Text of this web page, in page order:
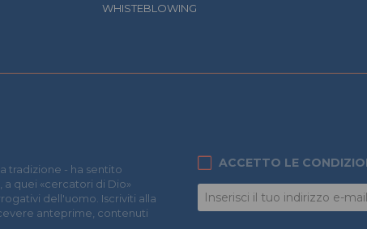
WHISTEBLOWING
tradizione - ha sentito
quei «cercatori di Dio»
dell'uomo. Iscriviti alla
anteprime, contenuti
ACCETTO LE